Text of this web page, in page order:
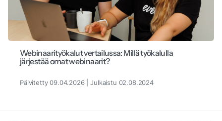
Webinaarityökalut vertailussa: Millä työkalulla
järjestää omat webinaarit?
Päivitetty 09.04.2026 | Julkaistu 02.08.2024